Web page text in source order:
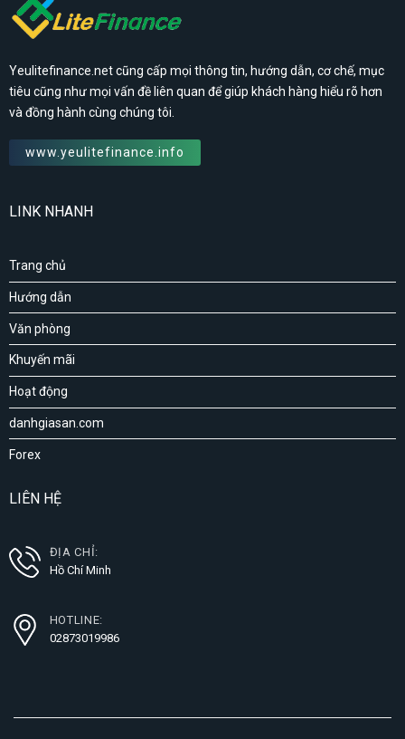
Yeulitefinance.net cũng cấp mọi thông tin, hướng dẫn, cơ chế, mục
tiêu cũng như mọi vấn đề liên quan để giúp khách hàng hiểu rõ hơn
và đồng hành cùng chúng tôi.
www.yeulitefinance.info
LINK NHANH
Trang chủ
Hướng dẫn
Văn phòng
Khuyến mãi
Hoạt động
danhgiasan.com
Forex
LIÊN HỆ
ĐỊA CHỈ:
Hồ Chí Minh
HOTLINE:
02873019986